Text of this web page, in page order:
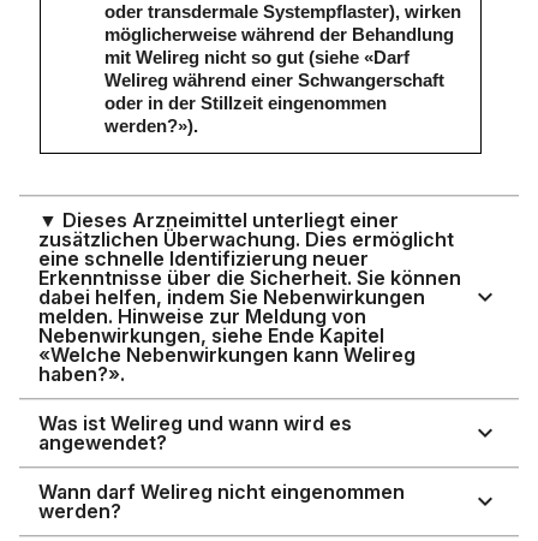
oder transdermale Systempflaster), wirken
möglicherweise während der Behandlung
mit Welireg nicht so gut (siehe «Darf
Welireg während einer Schwangerschaft
oder in der Stillzeit eingenommen
werden?»).
▼ Dieses Arzneimittel unterliegt einer
zusätzlichen Überwachung. Dies ermöglicht
eine schnelle Identifizierung neuer
Erkenntnisse über die Sicherheit. Sie können
dabei helfen, indem Sie Nebenwirkungen
melden. Hinweise zur Meldung von
Nebenwirkungen, siehe Ende Kapitel
«Welche Nebenwirkungen kann Welireg
haben?».
Was ist Welireg und wann wird es
angewendet?
Wann darf Welireg nicht eingenommen
werden?